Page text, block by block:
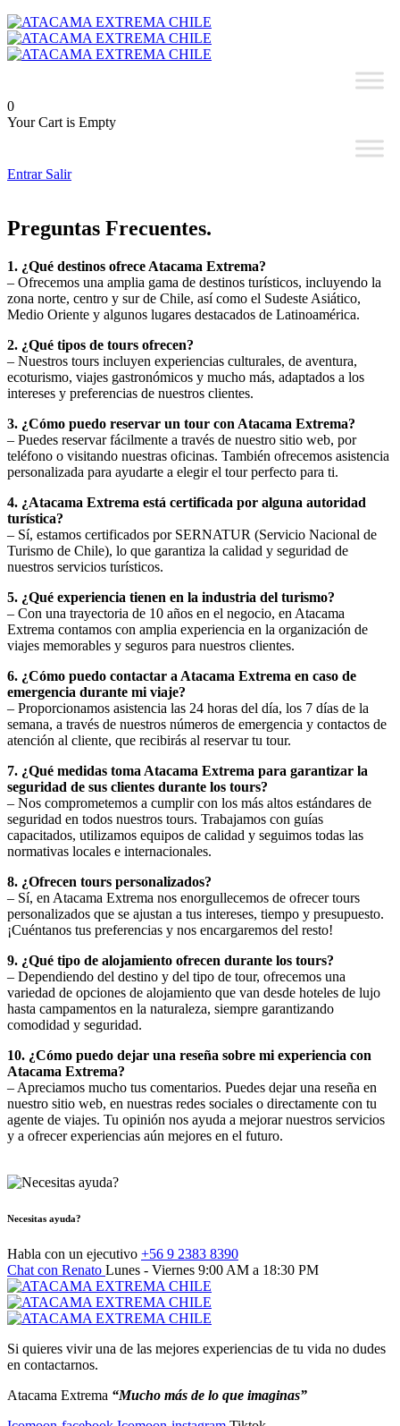
0
Your Cart is Empty
Entrar Salir
Preguntas Frecuentes.
1. ¿Qué destinos ofrece Atacama Extrema?
– Ofrecemos una amplia gama de destinos turísticos, incluyendo la
zona norte, centro y sur de Chile, así como el Sudeste Asiático,
Medio Oriente y algunos lugares destacados de Latinoamérica.
2. ¿Qué tipos de tours ofrecen?
– Nuestros tours incluyen experiencias culturales, de aventura,
ecoturismo, viajes gastronómicos y mucho más, adaptados a los
intereses y preferencias de nuestros clientes.
3. ¿Cómo puedo reservar un tour con Atacama Extrema?
– Puedes reservar fácilmente a través de nuestro sitio web, por
teléfono o visitando nuestras oficinas. También ofrecemos asistencia
personalizada para ayudarte a elegir el tour perfecto para ti.
4. ¿Atacama Extrema está certificada por alguna autoridad
turística?
– Sí, estamos certificados por SERNATUR (Servicio Nacional de
Turismo de Chile), lo que garantiza la calidad y seguridad de
nuestros servicios turísticos.
5. ¿Qué experiencia tienen en la industria del turismo?
– Con una trayectoria de 10 años en el negocio, en Atacama
Extrema contamos con amplia experiencia en la organización de
viajes memorables y seguros para nuestros clientes.
6. ¿Cómo puedo contactar a Atacama Extrema en caso de
emergencia durante mi viaje?
– Proporcionamos asistencia las 24 horas del día, los 7 días de la
semana, a través de nuestros números de emergencia y contactos de
atención al cliente, que recibirás al reservar tu tour.
7. ¿Qué medidas toma Atacama Extrema para garantizar la
seguridad de sus clientes durante los tours?
– Nos comprometemos a cumplir con los más altos estándares de
seguridad en todos nuestros tours. Trabajamos con guías
capacitados, utilizamos equipos de calidad y seguimos todas las
normativas locales e internacionales.
8. ¿Ofrecen tours personalizados?
– Sí, en Atacama Extrema nos enorgullecemos de ofrecer tours
personalizados que se ajustan a tus intereses, tiempo y presupuesto.
¡Cuéntanos tus preferencias y nos encargaremos del resto!
9. ¿Qué tipo de alojamiento ofrecen durante los tours?
– Dependiendo del destino y del tipo de tour, ofrecemos una
variedad de opciones de alojamiento que van desde hoteles de lujo
hasta campamentos en la naturaleza, siempre garantizando
comodidad y seguridad.
10. ¿Cómo puedo dejar una reseña sobre mi experiencia con
Atacama Extrema?
– Apreciamos mucho tus comentarios. Puedes dejar una reseña en
nuestro sitio web, en nuestras redes sociales o directamente con tu
agente de viajes. Tu opinión nos ayuda a mejorar nuestros servicios
y a ofrecer experiencias aún mejores en el futuro.
Necesitas ayuda?
Habla con un ejecutivo +56 9 2383 8390
Chat con Renato Lunes - Viernes 9:00 AM a 18:30 PM
Si quieres vivir una de las mejores experiencias de tu vida no dudes
en contactarnos.
Atacama Extrema “Mucho más de lo que imaginas”